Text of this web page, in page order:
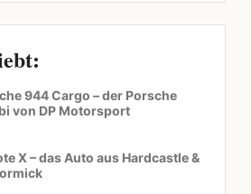
944 Cargo – der Porsche
von DP Motorsport
X – das Auto aus Hardcastle &